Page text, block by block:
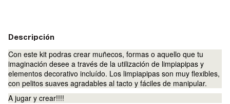
Descripción
Con este kit podras crear muñecos, formas o aquello que tu
imaginación desee a través de la utilización de limpiapipas y
elementos decorativo incluído. Los limpiapipas son muy flexibles,
con pelitos suaves agradables al tacto y fáciles de manipular.
A jugar y crear!!!!